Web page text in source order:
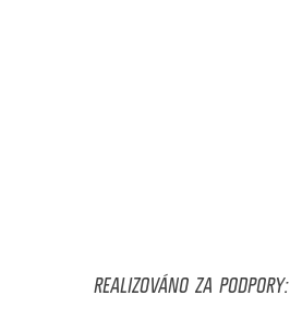
REALIZOVÁNO ZA PODPORY: